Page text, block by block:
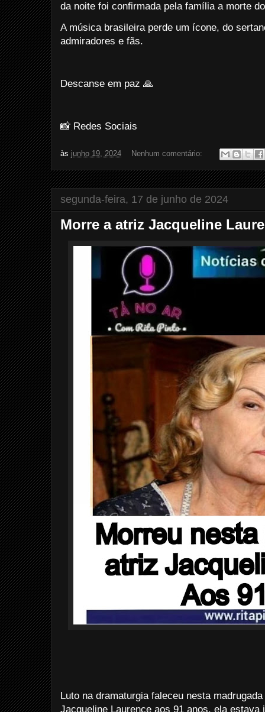
da noite foi confirmada pela família a morte
A música brasileira perde um ícone, do
admiradores e fãs.
Descanse em paz 🙏
📸 Redes Sociais
às junho 19, 2024 Nenhum comentário:
segunda-feira, 17 de junho de 2024
Morre a atriz Jacqueline
Luto na dramaturgia faleceu nesta
Jacqueline Laurence aos 91 anos, ela estava